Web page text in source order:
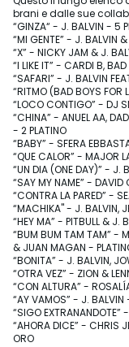
brani e dalle sue
“GINZA“ - J. BALVIN - 5
“MI GENTE” - J. BALVIN
“X” - NICKY JAM & J.
“I LIKE IT” - CARDI B,
“SAFARI” - J. BALVIN
“RITMO (BAD BOYS FOR
“LOCO CONTIGO” - DJ
“CHINA” - ANUEL AA,
- 2 PLATINO
“BABY” - SFERA
“QUE CALOR” - MAJOR
“UN DIA (ONE DAY)” - J.
“SAY MY NAME” - DAVID
“CONTRA LA PARED” -
“MACHIKA" - J. BALVIN,
“HEY MA” - PITBULL & J.
“BUM BUM TAM TAM” -
& JUAN MAGAN -
“BONITA” - J. BALVIN,
“OTRA VEZ” - ZION &
“CON ALTURA” -
“AY VAMOS” - J. BALVIN
“SIGO EXTRANANDOTE”
“AHORA DICE” - CHRIS
ORO